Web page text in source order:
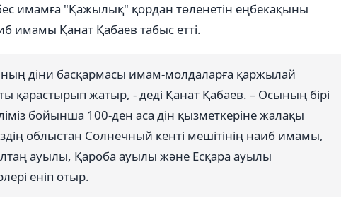
имамға "Қажылық" қордан төленетін еңбекақыны
имамы Қанат Қабаев табыс етті.
діни басқармасы имам-молдаларға қаржылай
қарастырып жатыр, - деді Қанат Қабаев. – Осының бірі
бойынша 100-ден аса дін қызметкеріне жалақы
облыстан Солнечный кенті мешітінің наиб имамы,
ауылы, Қароба ауылы және Есқара ауылы
еніп отыр.